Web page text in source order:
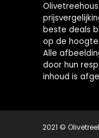
beste deals
op de
Alle
door hun
inhoud is
2021 ©